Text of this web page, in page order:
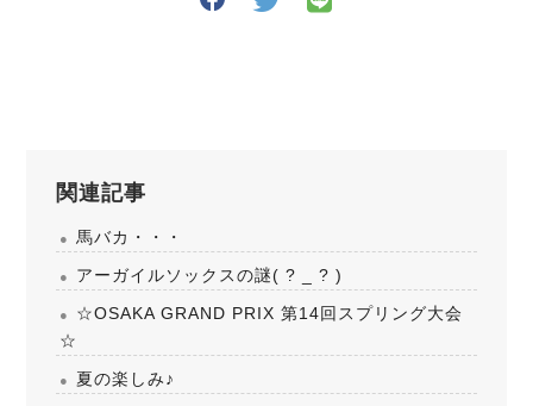
関連記事
馬バカ・・・
アーガイルソックスの謎( ? _ ? )
☆OSAKA GRAND PRIX 第14回スプリング大会
☆
夏の楽しみ♪